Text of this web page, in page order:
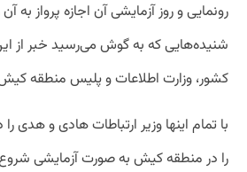
رونمایی و روز آزمایشی آن اجازه پرواز
شنیده‌هایی که به گوش می‌رسید خبر از
کشور، وزارت اطلاعات و پلیس منطقه
با تمام اینها وزیر ارتباطات هادی و هدی
را در منطقه کیش به صورت آزمایشی